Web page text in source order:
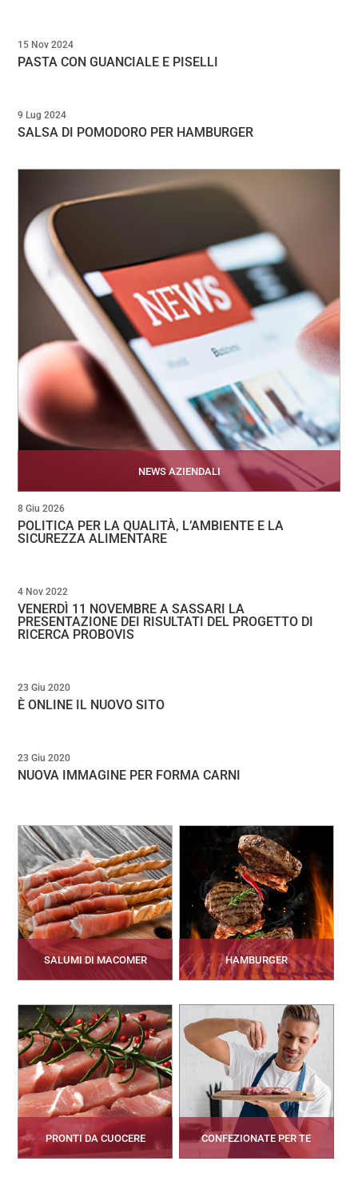
PASTA CON GUANCIALE E PISELLI
15 Nov 2024
SALSA DI POMODORO PER HAMBURGER
9 Lug 2024
NEWS AZIENDALI
POLITICA PER LA QUALITÀ, L’AMBIENTE E LA
SICUREZZA ALIMENTARE
8 Giu 2026
VENERDÌ 11 NOVEMBRE A SASSARI LA
PRESENTAZIONE DEI RISULTATI DEL PROGETTO DI
RICERCA PROBOVIS
4 Nov 2022
È ONLINE IL NUOVO SITO
23 Giu 2020
NUOVA IMMAGINE PER FORMA CARNI
23 Giu 2020
SALUMI DI MACOMER HAMBURGER
PRONTI DA CUOCERE CONFEZIONATE PER TE